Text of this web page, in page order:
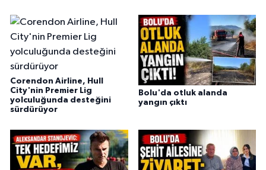
Corendon Airline, Hull
City'nin Premier Lig
yolculuğunda desteğini
sürdürüyor
Bolu'da otluk alanda
yangın çıktı